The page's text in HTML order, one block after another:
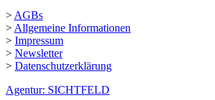
> AGBs
> Allgemeine Informationen
> Impressum
> Newsletter
> Datenschutzerklärung
Agentur: SICHTFELD